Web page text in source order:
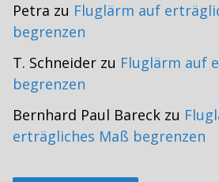
Petra zu Fluglärm auf
begrenzen
T. Schneider zu Fluglärm auf
begrenzen
Bernhard Paul Bareck zu
erträgliches Maß begrenzen